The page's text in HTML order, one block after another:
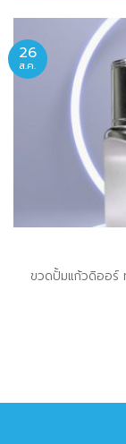
ขวดปั้มแก้วดิออร์
26
ส.ค.